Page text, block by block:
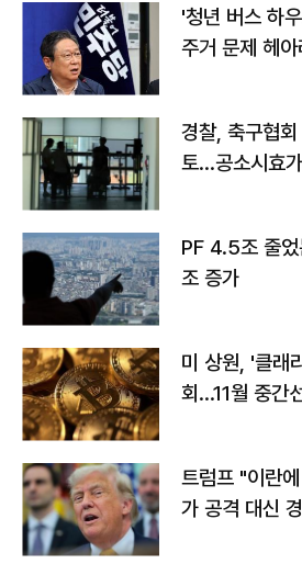
'청년 버스 하
주거 문제 헤
경찰, 축구협
토…공소시효
PF 4.5조 줄었
조 증가
미 상원, '클래
회…11월 중간
트럼프 "이란
가 공격 대신